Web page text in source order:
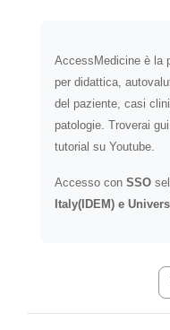
AccessMedicine è la
per didattica,
del paziente, casi
patologie. Troverai
tutorial su Youtube.
Accesso con SSO
Italy(IDEM) e